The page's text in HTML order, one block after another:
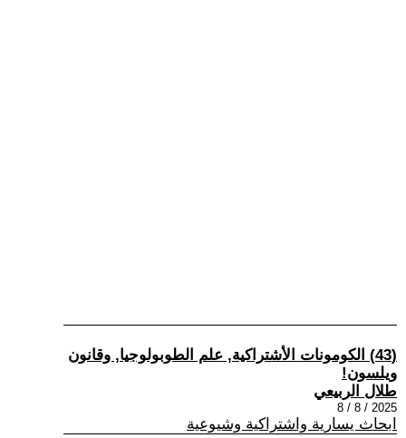
(43) الكومونات الأشتراكية, علم الطوبولوجيا, وقانون
ويلسون!
طلال الربيعي
2025 / 8 / 8
ابحاث يسارية واشتراكية وشيوعية